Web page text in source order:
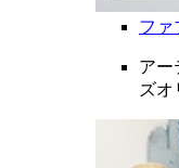
ファ
アー
ズオ